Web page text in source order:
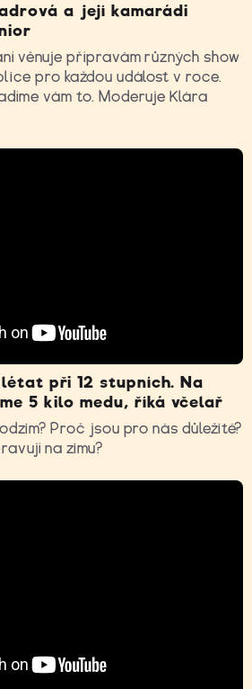
a její kamarádi
věnuje přípravám různých show
pro každou událost v roce.
vám to. Moderuje Klára
při 12 stupních. Na
5 kilo medu, říká včelař
Proč jsou pro nás důležité?
na zimu?